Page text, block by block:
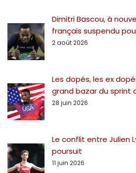
Dimitri Bascou, à
français suspendu
2 août 2026
Les dopés, les ex
grand bazar du sprint
28 juin 2026
Le conflit entre Julien
poursuit
11 juin 2026